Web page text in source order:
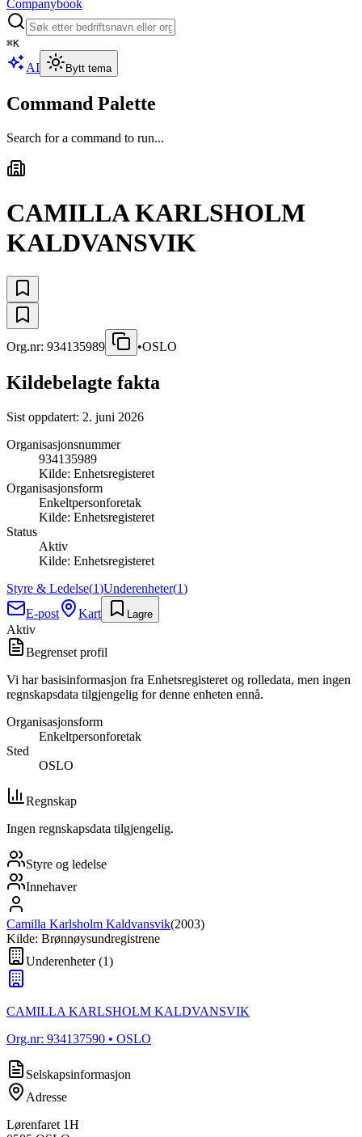
Companybook
⌘K
AI Bytt tema
Command Palette
Search for a command to run...
CAMILLA KARLSHOLM
KALDVANSVIK
Org.nr: 934135989 •OSLO
Kildebelagte fakta
Sist oppdatert: 2. juni 2026
Organisasjonsnummer
934135989
Kilde: Enhetsregisteret
Organisasjonsform
Enkeltpersonforetak
Kilde: Enhetsregisteret
Status
Aktiv
Kilde: Enhetsregisteret
Styre & Ledelse(1)Underenheter(1)
E-post
Kart Lagre
Aktiv
Begrenset profil
Vi har basisinformasjon fra Enhetsregisteret og rolledata, men ingen
regnskapsdata tilgjengelig for denne enheten ennå.
Organisasjonsform
Enkeltpersonforetak
Sted
OSLO
Regnskap
Ingen regnskapsdata tilgjengelig.
Styre og ledelse
Innehaver
Camilla Karlsholm Kaldvansvik(2003)
Kilde: Brønnøysundregistrene
Underenheter(1)
CAMILLA KARLSHOLM KALDVANSVIK
Org.nr: 934137590 • OSLO
Selskapsinformasjon
Adresse
Lørenfaret 1H